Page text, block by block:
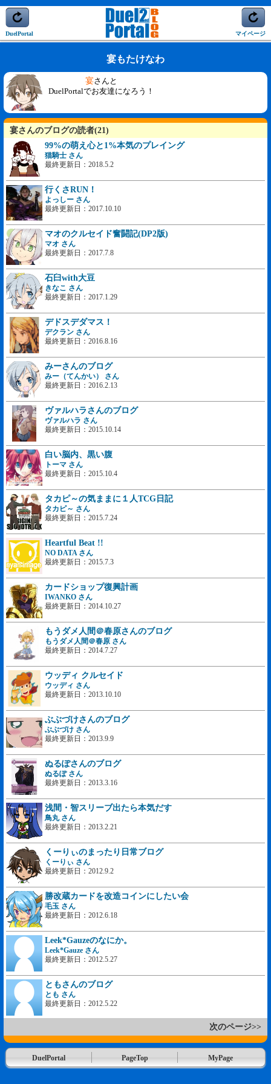
DuelPortal マイページ
宴もたけなわ
宴さんと
DuelPortalでお友達になろう！
宴さんのブログの読者(21)
99%の萌え心と1%本気のプレイング
猫騎士 さん
最終更新日：2018.5.2
行くさRUN！
よっしー さん
最終更新日：2017.10.10
マオのクルセイド奮闘記(DP2版)
マオ さん
最終更新日：2017.7.8
石臼with大豆
きなこ さん
最終更新日：2017.1.29
デドスデダマス！
デクラン さん
最終更新日：2016.8.16
みーさんのブログ
みー（てんかい） さん
最終更新日：2016.2.13
ヴァルハラさんのブログ
ヴァルハラ さん
最終更新日：2015.10.14
白い脳内、黒い腹
トーマ さん
最終更新日：2015.10.4
タカピ～の気ままに１人TCG日記
タカピ～ さん
最終更新日：2015.7.24
Heartful Beat !!
NO DATA さん
最終更新日：2015.7.3
カードショップ復興計画
IWANKO さん
最終更新日：2014.10.27
もうダメ人間＠春原さんのブログ
もうダメ人間＠春原 さん
最終更新日：2014.7.27
ウッディ クルセイド
ウッディ さん
最終更新日：2013.10.10
ぶぶづけさんのブログ
ぶぶづけ さん
最終更新日：2013.9.9
ぬるぽさんのブログ
ぬるぽ さん
最終更新日：2013.3.16
浅間・智スリーブ出たら本気だす
鳥丸 さん
最終更新日：2013.2.21
くーりぃのまったり日常ブログ
くーりぃ さん
最終更新日：2012.9.2
勝改蔵カードを改造コインにしたい会
毛玉 さん
最終更新日：2012.6.18
Leek*Gauzeのなにか。
Leek*Gauze さん
最終更新日：2012.5.27
ともさんのブログ
とも さん
最終更新日：2012.5.22
次のページ>>
DuelPortal PageTop MyPage